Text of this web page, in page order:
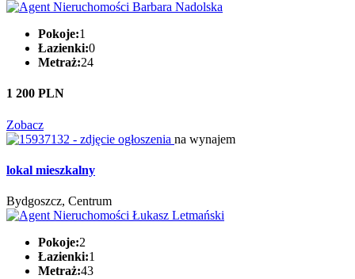
Pokoje:1
Łazienki:0
Metraż:24
1 200 PLN
Zobacz
na wynajem
lokal mieszkalny
Bydgoszcz, Centrum
Pokoje:2
Łazienki:1
Metraż:43